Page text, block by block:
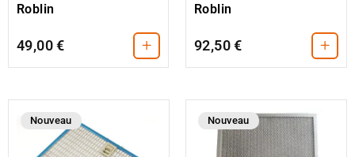
Roblin
49,00 € +
Roblin
92,50 € +
Nouveau Nouveau